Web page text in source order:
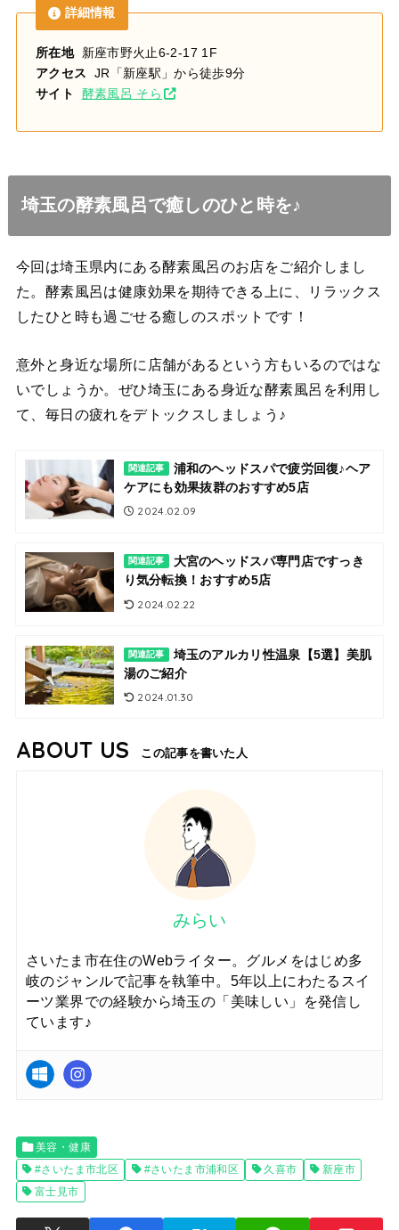
詳細情報
所在地新座市野火止6-2-17 1F
アクセス JR「新座駅」から徒歩9分
サイト
酵素風呂 そら
埼玉の酵素風呂で癒しのひと時を♪
今回は埼玉県内にある酵素風呂のお店をご紹介しまし
た。酵素風呂は健康効果を期待できる上に、リラックス
したひと時も過ごせる癒しのスポットです！
意外と身近な場所に店舗があるという方もいるのではな
いでしょうか。ぜひ埼玉にある身近な酵素風呂を利用し
て、毎日の疲れをデトックスしましょう♪
関連記事
浦和のヘッドスパで疲労回復♪ヘア
ケアにも効果抜群のおすすめ5店
2024.02.09
関連記事
大宮のヘッドスパ専門店ですっき
り気分転換！おすすめ5店
2024.02.22
関連記事
埼玉のアルカリ性温泉【5選】美肌
湯のご紹介
2024.01.30
ABOUT US この記事を書いた人
みらい
さいたま市在住のWebライター。グルメをはじめ多
岐のジャンルで記事を執筆中。5年以上にわたるスイ
ーツ業界での経験から埼玉の「美味しい」を発信し
ています♪
美容・健康
#さいたま市北区
#さいたま市浦和区 久喜市
新座市
富士見市